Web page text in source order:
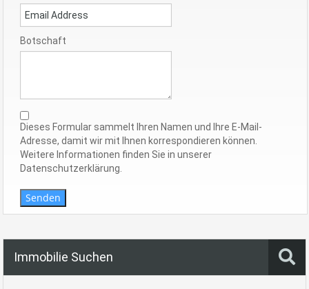
Botschaft
Dieses Formular sammelt Ihren Namen und Ihre E-Mail-
Adresse, damit wir mit Ihnen korrespondieren können.
Weitere Informationen finden Sie in unserer
Datenschutzerklärung.
Senden
Immobilie Suchen